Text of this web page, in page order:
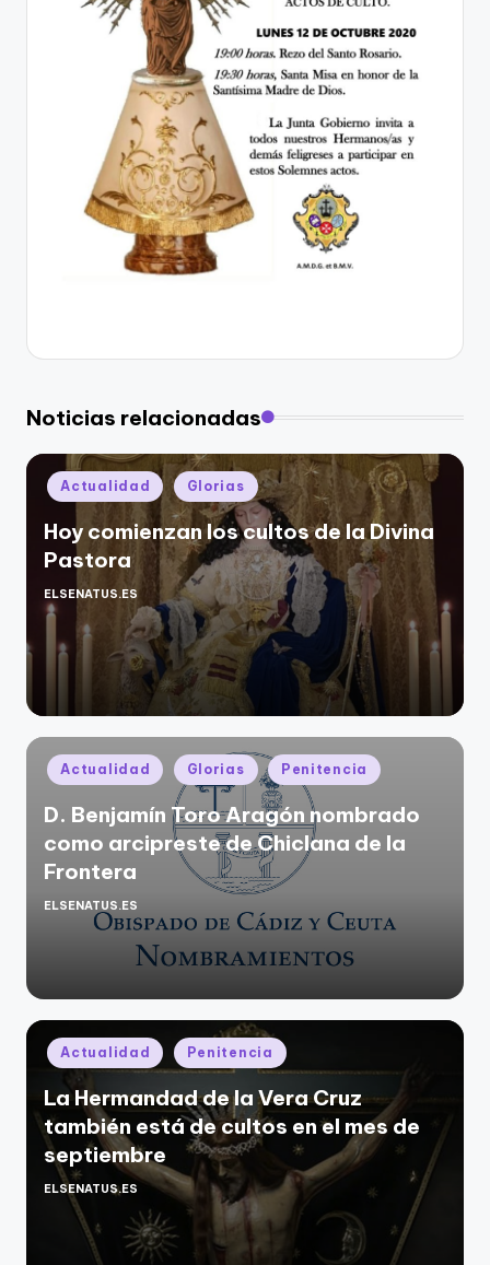
Noticias relacionadas
Publicado
en
Actualidad Glorias
Hoy comienzan los cultos de la Divina
Pastora
Publicado
por
ELSENATUS.ES
Publicado
en
Actualidad Glorias Penitencia
D. Benjamín Toro Aragón nombrado
como arcipreste de Chiclana de la
Frontera
Publicado
ELSENATUS.ES
Publicado
en
Actualidad Penitencia
La Hermandad de la Vera Cruz
también está de cultos en el mes de
septiembre
Publicado
ELSENATUS.ES